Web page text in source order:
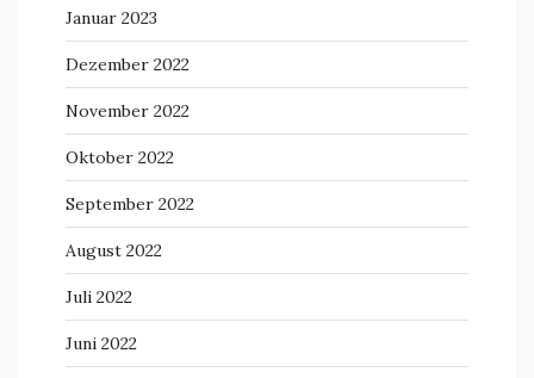
Januar 2023
Dezember 2022
November 2022
Oktober 2022
September 2022
August 2022
Juli 2022
Juni 2022